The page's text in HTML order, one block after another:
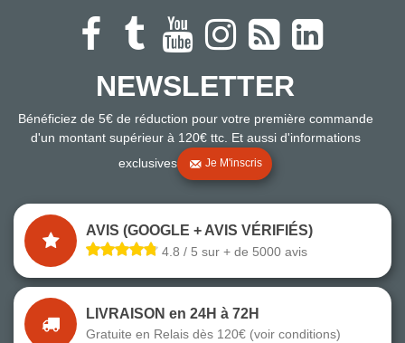
NEWSLETTER
Bénéficiez de 5€ de réduction pour votre première commande
d'un montant supérieur à 120€ ttc. Et aussi d'informations
exclusives
Je M'inscris
AVIS (GOOGLE + AVIS VÉRIFIÉS)
4.8 / 5 sur + de 5000 avis
LIVRAISON en 24H à 72H
Gratuite en Relais dès 120€ (voir conditions)